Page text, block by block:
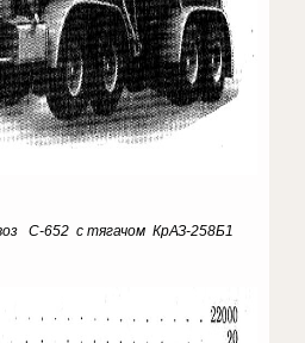
С-652 с тягачом КрАЗ-258Б1